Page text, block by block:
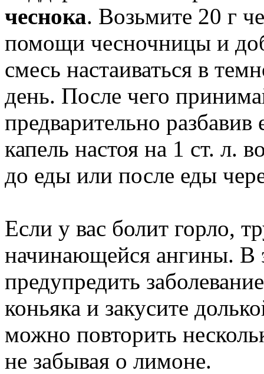
чеснока. Возьмите 20 г
помощи чесночницы и
смесь настаиваться в
день. После чего
предварительно
капель настоя на 1 ст. л.
до еды или после еды
Если у вас болит горло,
начинающейся ангины. В
предупредить
коньяка и закусите
можно повторить
не забывая о лимоне.